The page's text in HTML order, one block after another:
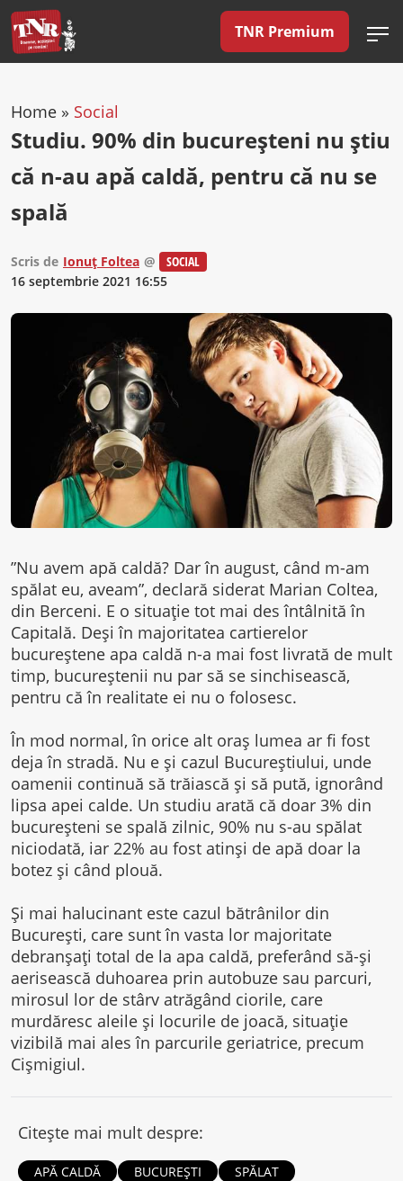
TNR Premium
Home » Social
Studiu. 90% din bucureșteni nu știu
că n-au apă caldă, pentru că nu se
spală
Scris de Ionuț Foltea @
SOCIAL
16 septembrie 2021 16:55
”Nu avem apă caldă? Dar în august, când m-am
spălat eu, aveam”, declară siderat Marian Coltea,
din Berceni. E o situație tot mai des întâlnită în
Capitală. Deși în majoritatea cartierelor
bucureștene apa caldă n-a mai fost livrată de mult
timp, bucureștenii nu par să se sinchisească,
pentru că în realitate ei nu o folosesc.
În mod normal, în orice alt oraș lumea ar fi fost
deja în stradă. Nu e și cazul Bucureștiului, unde
oamenii continuă să trăiască și să pută, ignorând
lipsa apei calde. Un studiu arată că doar 3% din
bucureșteni se spală zilnic, 90% nu s-au spălat
niciodată, iar 22% au fost atinși de apă doar la
botez și când plouă.
Și mai halucinant este cazul bătrânilor din
București, care sunt în vasta lor majoritate
debranșați total de la apa caldă, preferând să-și
aerisească duhoarea prin autobuze sau parcuri,
mirosul lor de stârv atrăgând ciorile, care
murdăresc aleile și locurile de joacă, situație
vizibilă mai ales în parcurile geriatrice, precum
Cișmigiul.
Citește mai mult despre:
APĂ CALDĂ BUCUREȘTI SPĂLAT